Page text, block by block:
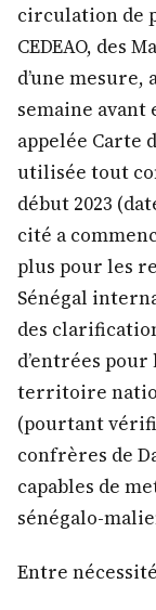
circulation de
CEDEAO, des
d’une
semaine
appelée Carte
utilisée tout
début 2023
cité a
plus pour les
Sénégal
des
d’entrées
territoire
(pourtant
confrères de
capables de
sénégalo-
Entre